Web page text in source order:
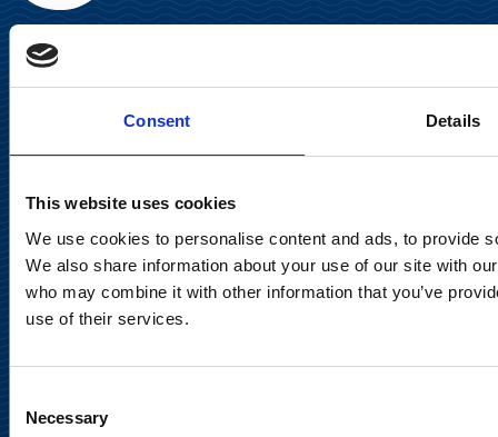
Consent Details
This website uses cookies
We use cookies to personalise content and ads, to provide
We also share information about your use of our site with
who may combine it with other information that you’ve
use of their services.
Selection
Necessary
Suominen Oyj
Keilaranta 13 A
communications@suominencorp.com
Puh. 010 214 300